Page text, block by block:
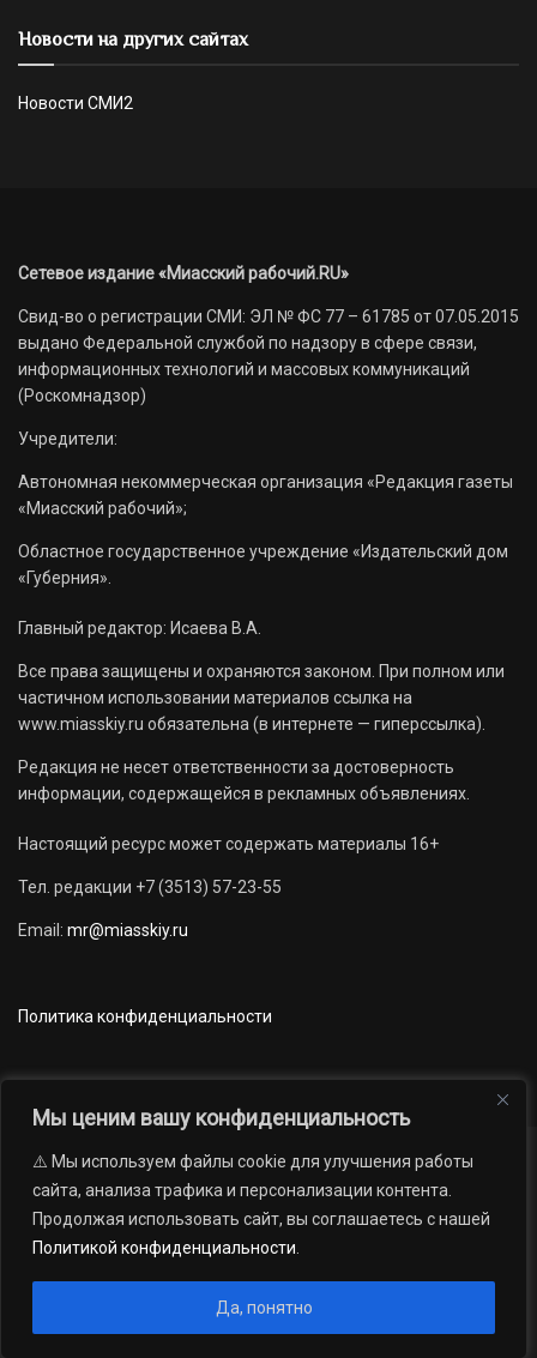
Мы ценим вашу конфиденциальность
⚠️ Мы используем файлы cookie для улучшения работы
сайта, анализа трафика и персонализации контента.
Продолжая использовать сайт, вы соглашаетесь с нашей
Политикой конфиденциальности
Да, понятно
Новости на других сайтах
Новости СМИ2
Сетевое издание «Миасский рабочий.RU»
Свид-во о регистрации СМИ: ЭЛ № ФС 77 – 61785 от 07.05.2015
выдано Федеральной службой по надзору в сфере связи,
информационных технологий и массовых коммуникаций
(Роскомнадзор)
Учредители:
Автономная некоммерческая организация «Редакция газеты
«Миасский рабочий»;
Областное государственное учреждение «Издательский дом
«Губерния».
Главный редактор: Исаева В.А.
Все права защищены и охраняются законом. При полном или
частичном использовании материалов ссылка на
www.miasskiy.ru обязательна (в интернете — гиперссылка).
Редакция не несет ответственности за достоверность
информации, содержащейся в рекламных объявлениях.
Настоящий ресурс может содержать материалы 16+
Тел. редакции +7 (3513) 57-23-55
Email: mr@miasskiy.ru
Политика конфиденциальности
Новости Наши проекты
Официально
АРХИВ
16+
газеты «Миасский рабочий»; Областное государственное учреждение
«Издательский дом «Губерния». Все права защищены.
Андрей Петрович Попов